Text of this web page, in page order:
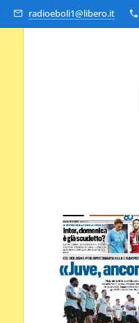
radioeboli1@libero.it